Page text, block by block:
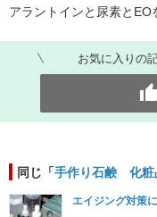
アラントインと尿素とEO
お気に入りの
同じ「手作り石鹸 化粧
エイジング対策